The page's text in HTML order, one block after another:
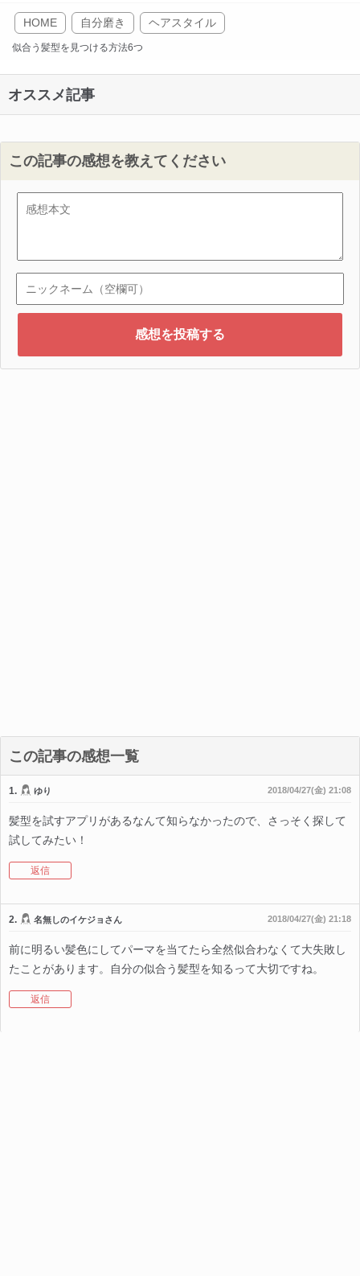
HOME 自分磨き ヘアスタイル
似合う髪型を見つける方法6つ
オススメ記事
この記事の感想を教えてください
この記事の感想一覧
1. ゆり 2018/04/27(金) 21:08
髪型を試すアプリがあるなんて知らなかったので、さっそく探して
試してみたい！
返信
2. 名無しのイケジョさん 2018/04/27(金) 21:18
前に明るい髪色にしてパーマを当てたら全然似合わなくて大失敗し
たことがあります。自分の似合う髪型を知るって大切ですね。
返信